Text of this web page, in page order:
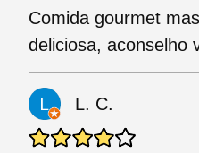
Comida gourmet
deliciosa, aconselho
L. C.